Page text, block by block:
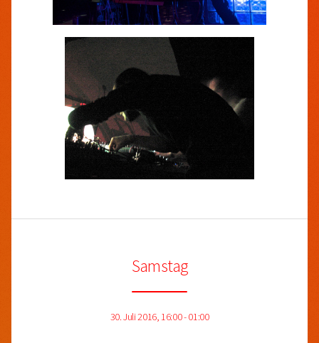
Samstag
30. Juli 2016, 16:00 - 01:00